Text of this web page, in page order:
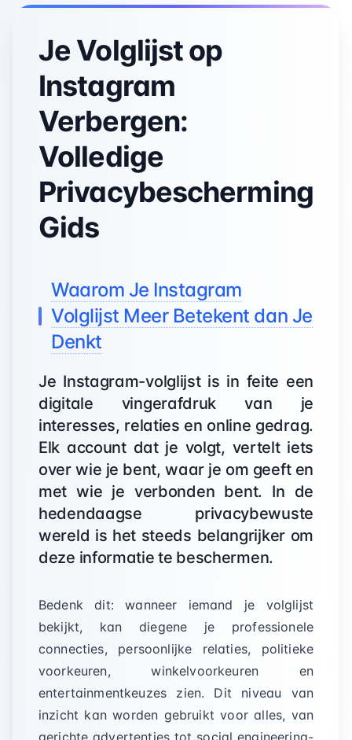
Je Volglijst op
Instagram
Verbergen:
Volledige
Privacybescherming
Gids
Waarom Je Instagram
Volglijst Meer Betekent dan Je
Denkt
Je Instagram-volglijst is in feite een
digitale vingerafdruk van je
interesses, relaties en online gedrag.
Elk account dat je volgt, vertelt iets
over wie je bent, waar je om geeft en
met wie je verbonden bent. In de
hedendaagse privacybewuste
wereld is het steeds belangrijker om
deze informatie te beschermen.
Bedenk dit: wanneer iemand je volglijst
bekijkt, kan diegene je professionele
connecties, persoonlijke relaties, politieke
voorkeuren, winkelvoorkeuren en
entertainmentkeuzes zien. Dit niveau van
inzicht kan worden gebruikt voor alles, van
gerichte advertenties tot social engineering-